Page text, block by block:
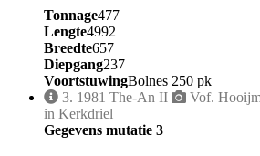
Tonnage477
Lengte4992
Breedte657
Diepgang237
VoortstuwingBolnes 250 pk
3. 1981 The-An II
Vof.
in Kerkdriel
Gegevens mutatie 3